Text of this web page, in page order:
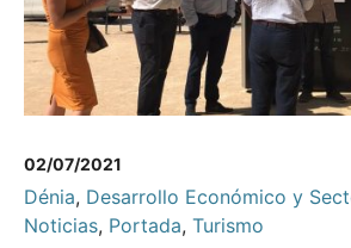
02/07/2021
Dénia, Desarrollo Económico y
Noticias, Portada, Turismo